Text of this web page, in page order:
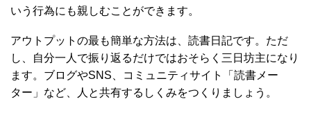
いう行為にも親しむことができます。
アウトプットの最も簡単な方法は、読書日記です。ただ
し、自分一人で振り返るだけではおそらく三日坊主になり
ます。ブログやSNS、コミュニティサイト「読書メー
ター」など、人と共有するしくみをつくりましょう。